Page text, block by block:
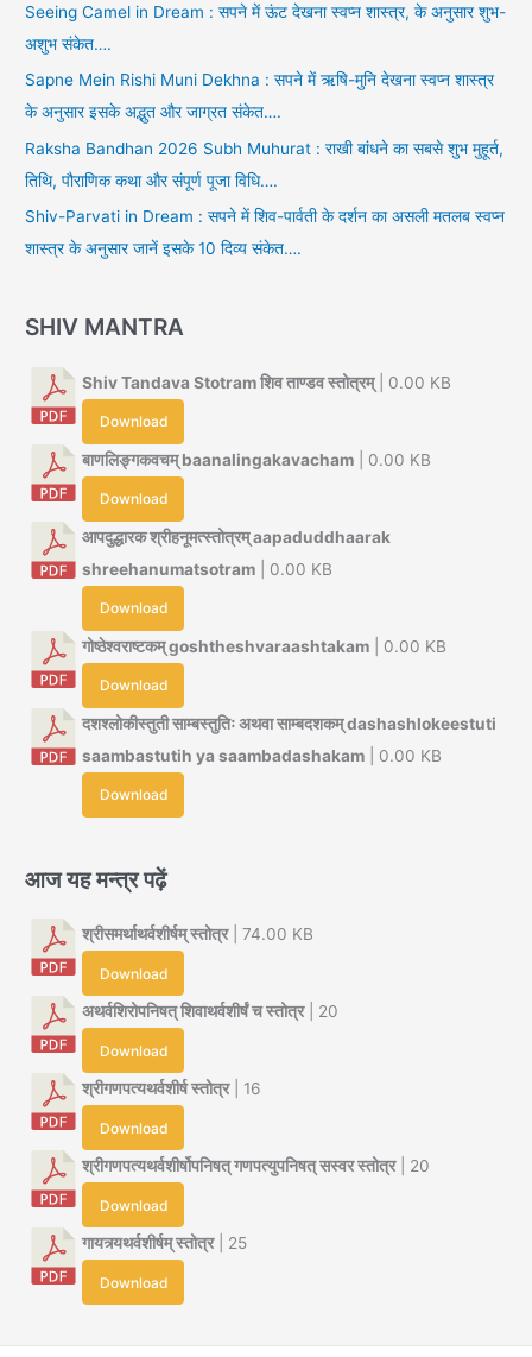
Seeing Camel in Dream : सपने में ऊंट देखना स्वप्न शास्त्र, के अनुसार शुभ-
अशुभ संकेत….
Sapne Mein Rishi Muni Dekhna : सपने में ऋषि-मुनि देखना स्वप्न शास्त्र
के अनुसार इसके अद्भुत और जाग्रत संकेत….
Raksha Bandhan 2026 Subh Muhurat : राखी बांधने का सबसे शुभ मुहूर्त,
तिथि, पौराणिक कथा और संपूर्ण पूजा विधि….
Shiv-Parvati in Dream : सपने में शिव-पार्वती के दर्शन का असली मतलब स्वप्न
शास्त्र के अनुसार जानें इसके 10 दिव्य संकेत….
SHIV MANTRA
Shiv Tandava Stotram शिव ताण्डव स्तोत्रम्| 0.00 KB
Download
बाणलिङ्गकवचम् baanalingakavacham | 0.00 KB
Download
आपदुद्धारक श्रीहनूमत्स्तोत्रम् aapaduddhaarak
shreehanumatsotram | 0.00 KB
Download
गोष्ठेश्वराष्टकम् goshtheshvaraashtakam | 0.00 KB
Download
दशश्लोकीस्तुती साम्बस्तुतिः अथवा साम्बदशकम् dashashlokeestuti
saambastutih ya saambadashakam | 0.00 KB
Download
आज यह मन्त्र पढ़ें
श्रीसमर्थाथर्वशीर्षम् स्तोत्र| 74.00 KB
Download
अथर्वशिरोपनिषत् शिवाथर्वशीर्षं च स्तोत्र| 20
Download
श्रीगणपत्यथर्वशीर्ष स्तोत्र| 16
Download
श्रीगणपत्यथर्वशीर्षोपनिषत् गणपत्युपनिषत् सस्वर स्तोत्र| 20
Download
गायत्र्यथर्वशीर्षम् स्तोत्र| 25
Download